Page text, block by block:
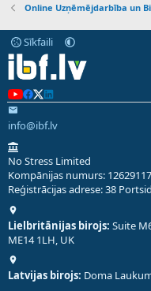
Online Uzņēmējdarbība un
Sīkfaili
info@ibf.lv
No Stress Limited
Kompānijas numurs: 12629117
Reģistrācijas adrese: 38
Lielbritānijas birojs: Suite
ME14 1LH, UK
Latvijas birojs: Doma